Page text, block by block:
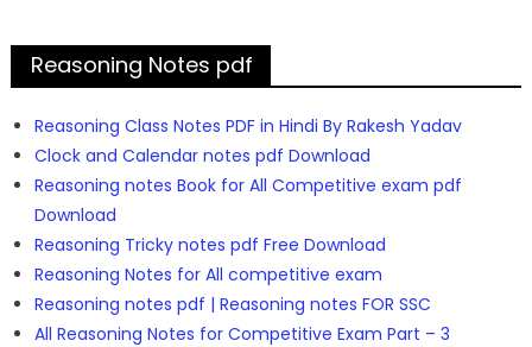
Reasoning Notes pdf
Reasoning Class Notes PDF in Hindi By Rakesh Yadav
Clock and Calendar notes pdf Download
Reasoning notes Book for All Competitive exam pdf
Download
Reasoning Tricky notes pdf Free Download
Reasoning Notes for All competitive exam
Reasoning notes pdf | Reasoning notes FOR SSC
All Reasoning Notes for Competitive Exam Part – 3